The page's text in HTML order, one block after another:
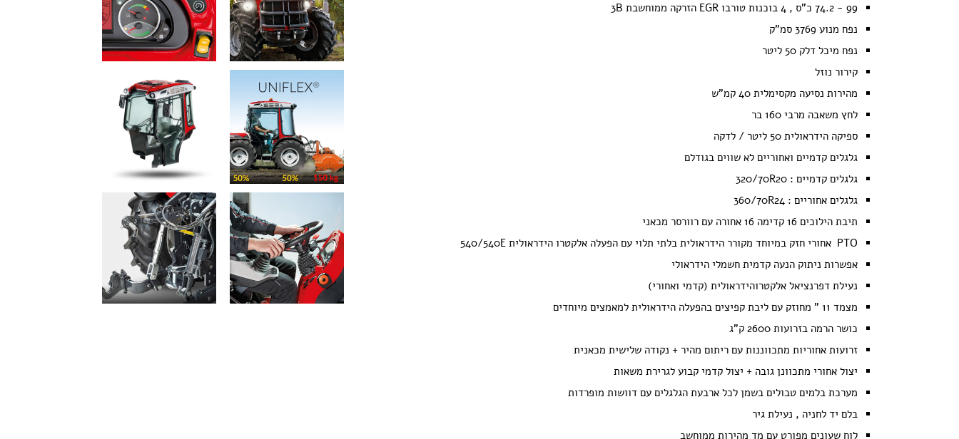
99 - 74.2 כ"ס , 4 בוכנות טורבו EGR הזרקה ממוחשבת 3B
נפח מנוע 3769 סמ"ק
נפח מיכל דלק 50 ליטר
קירור נוזל
מהירות נסיעה מקסימלית 40 קמ"ש
לחץ משאבה מרבי 160 בר
ספיקה הידראולית 50 ליטר / לדקה
גלגלים קדמיים ואחוריים לא שווים בגודלם
גלגלים קדמיים : 320/70R20
גלגלים אחוריים : 360/70R24
תיבת הילוכים 16 קדימה 16 אחורה עם רוורסר מכאני
PTO אחורי חזק במיוחד מקורר הידראולית בלתי תלוי עם הפעלה אלקטרו הידראולית 540/540E
אפשרות ניתוק הנעה קדמית חשמלי הידראולי
נעילת דפרנציאל אלקטרוהידראולית (קדמי ואחורי)
מצמד 11 " מחוזק עם ליבת קפיצים בהפעלה הידראולית למאמצים מיוחדים
כושר הרמה בזרועות 2600 ק"ג
זרועות אחוריות מתכווננות עם ריתום מהיר + נקודה שלישית מכאנית
יצול אחורי מתכוונן גובה + יצול קדמי קבוע לגרירת משאות
מערכת בלמים טבולים בשמן לכל ארבעת הגלגלים עם דוושות מופרדות
בלם יד לחניה , נעילת גיר
לוח שעונים מפורט עם מד מהירות ממוחשב